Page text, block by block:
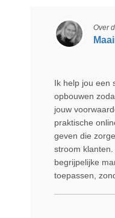
Over
Ik help jou een
opbouwen
jouw
praktische
geven die
stroom
begrijpelijke
toepassen,